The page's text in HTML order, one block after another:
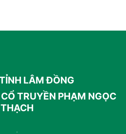
LÂM ĐỒNG
TRUYỀN PHẠM NGỌC
THẠCH